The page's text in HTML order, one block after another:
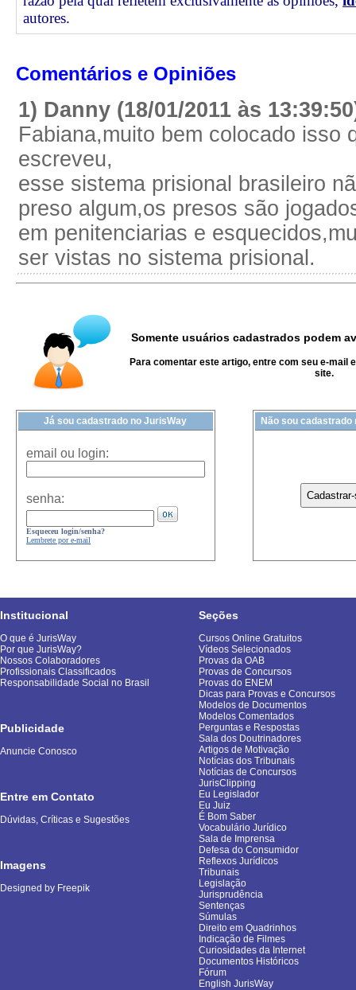
autores.
Comentários e Opiniões
1) Danny (18/01/2011 às
Fabiana,muito bem colocado isso
escreveu,
esse sistema prisional brasileiro
preso algum,os presos são
em penitenciarias e
ser vistas no sistema prisional.
Somente usuários cadastrados podem
Para comentar este artigo, entre com seu e-mail
site.
Já sou cadastrado no JurisWay
email ou login:
senha:
Esqueceu login/senha?
Lembrete por e-mail
Não sou cadastrado
Institucional
O que é JurisWay
Por que JurisWay?
Nossos Colaboradores
Profissionais Classificados
Responsabilidade Social no Brasil
Publicidade
Anuncie Conosco
Entre em Contato
Dúvidas, Críticas e Sugestões
Imagens
Designed by Freepik
Seções
Cursos Online Gratuitos
Vídeos Selecionados
Provas da OAB
Provas de Concursos
Provas do ENEM
Dicas para Provas e Concursos
Modelos de Documentos
Modelos Comentados
Perguntas e Respostas
Sala dos Doutrinadores
Artigos de Motivação
Notícias dos Tribunais
Notícias de Concursos
JurisClipping
Eu Legislador
Eu Juiz
É Bom Saber
Vocabulário Jurídico
Sala de Imprensa
Defesa do Consumidor
Reflexos Jurídicos
Tribunais
Legislação
Jurisprudência
Sentenças
Súmulas
Direito em Quadrinhos
Indicação de Filmes
Curiosidades da Internet
Documentos Históricos
Fórum
English JurisWay